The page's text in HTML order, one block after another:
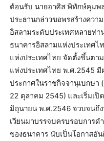
ต้อนรับ นายอาศิส พิทักษ์คุมพ
ประธานกล่าวขอพรสร้างควา
อิสลามระดับประเทศหลายท่
ธนาคารอิสลามแห่งประเทศไ
แห่งประเทศไทย จัดตั้งขึ้นต
แห่งประเทศไทย พ.ศ.2545
ประกาศในราชกิจจานุเบกษา
22 ตุลาคม 2545) และเริ่มเปิ
มิถุนายน พ.ศ.2546 จวบจนถึ
เวียนมาบรรจบครบรอบการด
ของธนาคาร นับเป็นโอกาสอั